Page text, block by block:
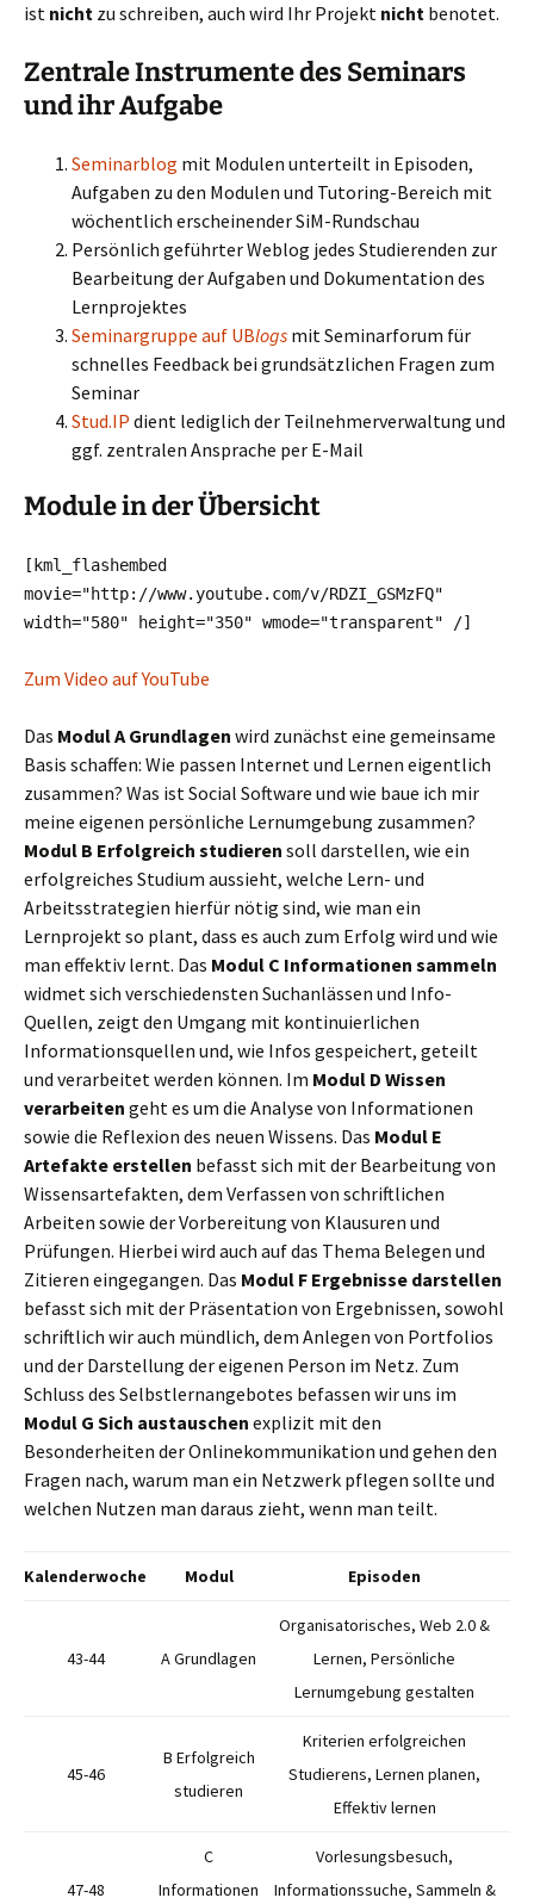
ist nicht zu schreiben, auch wird Ihr Projekt nicht benotet.
Zentrale Instrumente des Seminars
und ihr Aufgabe
Seminarblog mit Modulen unterteilt in Episoden,
Aufgaben zu den Modulen und Tutoring-Bereich mit
wöchentlich erscheinender SiM-Rundschau
Persönlich geführter Weblog jedes Studierenden zur
Bearbeitung der Aufgaben und Dokumentation des
Lernprojektes
Seminargruppe auf UBlogs mit Seminarforum für
schnelles Feedback bei grundsätzlichen Fragen zum
Seminar
Stud.IP dient lediglich der Teilnehmerverwaltung und
ggf. zentralen Ansprache per E-Mail
Module in der Übersicht
[kml_flashembed
movie="http://www.youtube.com/v/RDZI_GSMzFQ"
width="580" height="350" wmode="transparent" /]
Zum Video auf YouTube
Das Modul A Grundlagen wird zunächst eine gemeinsame
Basis schaffen: Wie passen Internet und Lernen eigentlich
zusammen? Was ist Social Software und wie baue ich mir
meine eigenen persönliche Lernumgebung zusammen?
Modul B Erfolgreich studieren soll darstellen, wie ein
erfolgreiches Studium aussieht, welche Lern- und
Arbeitsstrategien hierfür nötig sind, wie man ein
Lernprojekt so plant, dass es auch zum Erfolg wird und wie
man effektiv lernt. Das Modul C Informationen sammeln
widmet sich verschiedensten Suchanlässen und Info-
Quellen, zeigt den Umgang mit kontinuierlichen
Informationsquellen und, wie Infos gespeichert, geteilt
und verarbeitet werden können. Im Modul D Wissen
verarbeiten geht es um die Analyse von Informationen
sowie die Reflexion des neuen Wissens. Das Modul E
Artefakte erstellen befasst sich mit der Bearbeitung von
Wissensartefakten, dem Verfassen von schriftlichen
Arbeiten sowie der Vorbereitung von Klausuren und
Prüfungen. Hierbei wird auch auf das Thema Belegen und
Zitieren eingegangen. Das Modul F Ergebnisse darstellen
befasst sich mit der Präsentation von Ergebnissen, sowohl
schriftlich wir auch mündlich, dem Anlegen von Portfolios
und der Darstellung der eigenen Person im Netz. Zum
Schluss des Selbstlernangebotes befassen wir uns im
Modul G Sich austauschen explizit mit den
Besonderheiten der Onlinekommunikation und gehen den
Fragen nach, warum man ein Netzwerk pflegen sollte und
welchen Nutzen man daraus zieht, wenn man teilt.
Kalenderwoche Modul Episoden
43-44 A Grundlagen
Organisatorisches, Web 2.0 &
Lernen, Persönliche
Lernumgebung gestalten
45-46
B Erfolgreich
studieren
Kriterien erfolgreichen
Studierens, Lernen planen,
Effektiv lernen
47-48
C
Informationen
Vorlesungsbesuch,
Informationssuche, Sammeln &